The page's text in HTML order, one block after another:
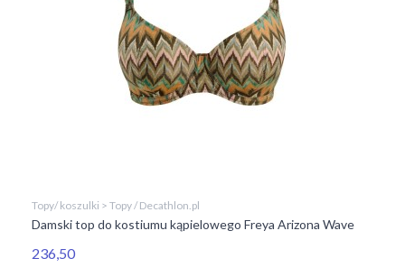
Topy/ koszulki > Topy / Decathlon.pl
Damski top do kostiumu kąpielowego Freya Arizona Wave
236,50